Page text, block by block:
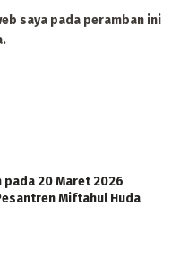
saya pada peramban ini
pada 20 Maret 2026
Miftahul Huda